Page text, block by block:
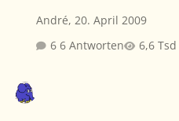
André,20. April 2009
6 Antworten